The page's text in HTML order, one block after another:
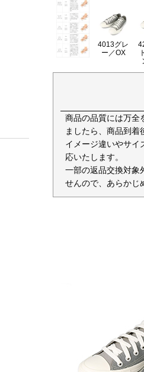
4013グレ
ー／OX
商品の品質には万全
ましたら、商品到着
イメージ違いやサイ
応いたします。
一部の返品交換対象
せんので、あらかじ